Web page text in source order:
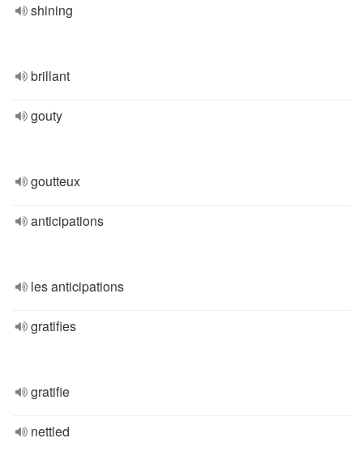
shining
brillant
gouty
goutteux
anticipations
les anticipations
gratifies
gratifie
nettled